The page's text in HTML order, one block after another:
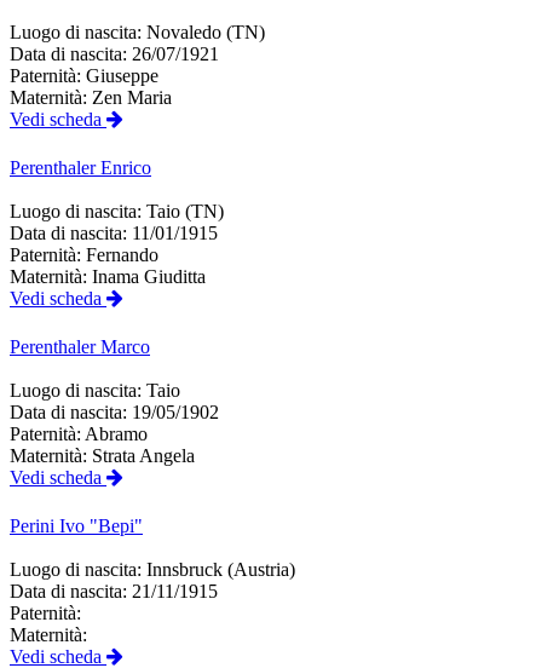
Luogo di nascita: Novaledo (TN)
Data di nascita: 26/07/1921
Paternità: Giuseppe
Maternità: Zen Maria
Vedi scheda
Perenthaler Enrico
Luogo di nascita: Taio (TN)
Data di nascita: 11/01/1915
Paternità: Fernando
Maternità: Inama Giuditta
Vedi scheda
Perenthaler Marco
Luogo di nascita: Taio
Data di nascita: 19/05/1902
Paternità: Abramo
Maternità: Strata Angela
Vedi scheda
Perini Ivo "Bepi"
Luogo di nascita: Innsbruck (Austria)
Data di nascita: 21/11/1915
Paternità:
Maternità:
Vedi scheda